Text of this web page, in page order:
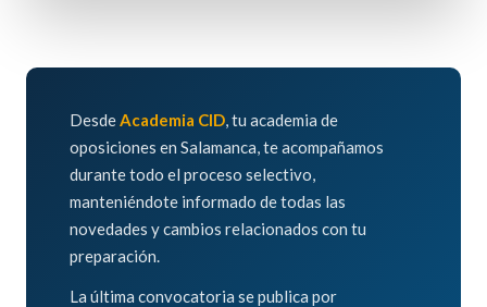
DesdeAcademia CID, tu academia de
oposiciones en Salamanca, te acompañamos
durante todo el proceso selectivo,
manteniéndote informado de todas las
novedades y cambios relacionados con tu
preparación.
La última convocatoria se publica por